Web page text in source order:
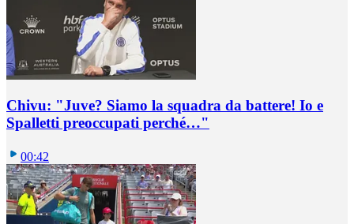
Chivu: "Juve? Siamo la squadra da battere! Io e
Spalletti preoccupati perché…"
00:42